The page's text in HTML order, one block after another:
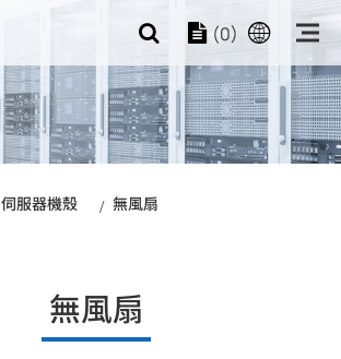
(0)
伺服器機殼 無風扇
無風扇